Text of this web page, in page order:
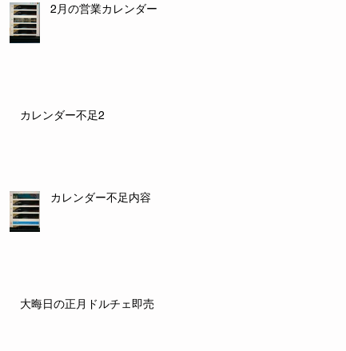
2月の営業カレンダー
カレンダー不足2
カレンダー不足内容
大晦日の正月ドルチェ即売